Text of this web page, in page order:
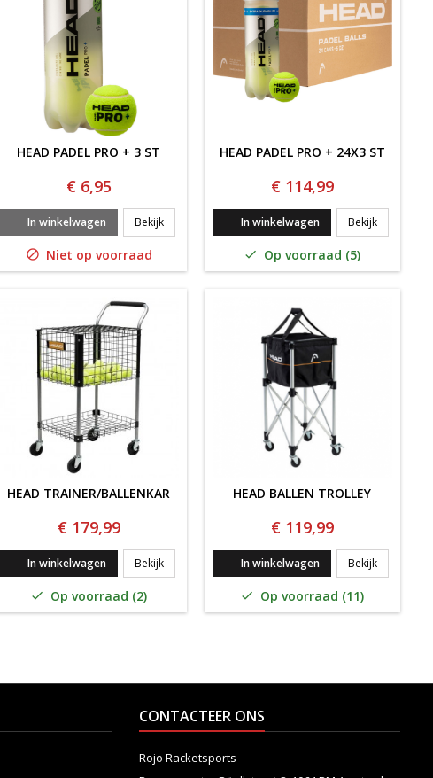
PRO S + 24X3 ST
HEAD PADEL PRO + 3 ST
€ 6,95
In winkelwagen BekijkHEAD PADEL PRO + 3 ST
 Niet op voorraad
HEAD PADEL PRO + 24X3 ST
€ 114,99
In winkelwagen BekijkHEAD
 Op voorraad (5)
PRO PRESSURELESS 24x3
HEAD TRAINER/BALLENKAR
€ 179,99
In winkelwagen BekijkHEAD TRAINER/BALLENKAR
 Op voorraad (2)
HEAD BALLEN TROLLEY
€ 119,99
In winkelwagen BekijkHEAD
 Op voorraad (11)
CONTACTEER ONS
Rojo Racketsports